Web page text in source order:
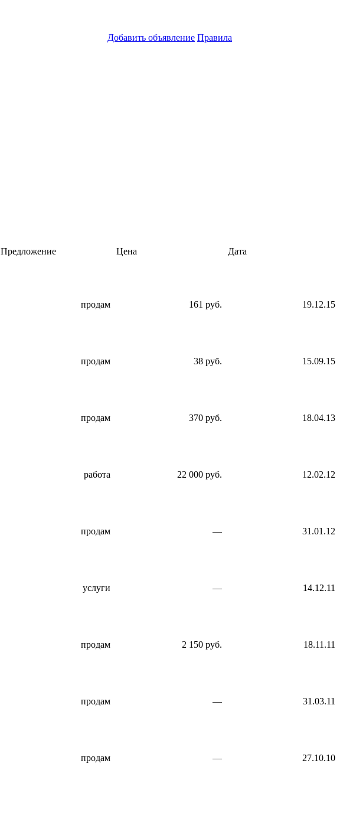
Добавить объявление Правила
Предложение Цена Дата
продам 161 руб. 19.12.15
продам 38 руб. 15.09.15
продам 370 руб. 18.04.13
работа 22 000 руб. 12.02.12
продам — 31.01.12
услуги — 14.12.11
продам 2 150 руб. 18.11.11
продам — 31.03.11
продам — 27.10.10